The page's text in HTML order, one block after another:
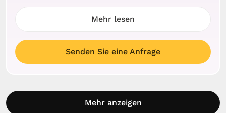
Mehr lesen
Senden Sie eine Anfrage
Mehr anzeigen